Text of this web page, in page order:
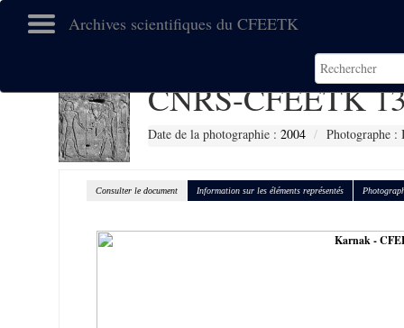
Archives scientifiques du CFEETK
CNRS-CFEETK
Date de la photographie : 2004 Photographe
Consulter le document Information sur les éléments représentés